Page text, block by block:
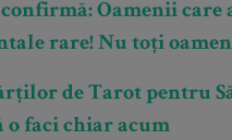
Oamenii
rare! Nu toți
de Tarot pentru
o faci chiar acum